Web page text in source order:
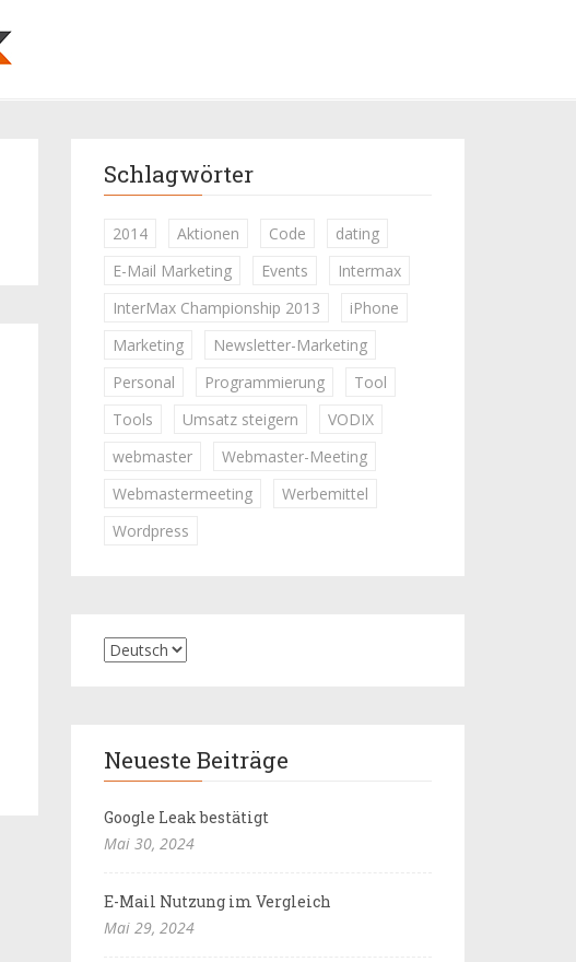
Schlagwörter
2014 Aktionen Code
dating
E-Mail Marketing
Events
Intermax
InterMax Championship 2013
iPhone
Marketing
Newsletter-Marketing
Personal
Programmierung
Tool
Tools
Umsatz steigern
VODIX
webmaster
Webmaster-Meeting
Webmastermeeting
Werbemittel
Wordpress
Neueste Beiträge
Google Leak bestätigt
Mai 30, 2024
E-Mail Nutzung im Vergleich
Mai 29, 2024